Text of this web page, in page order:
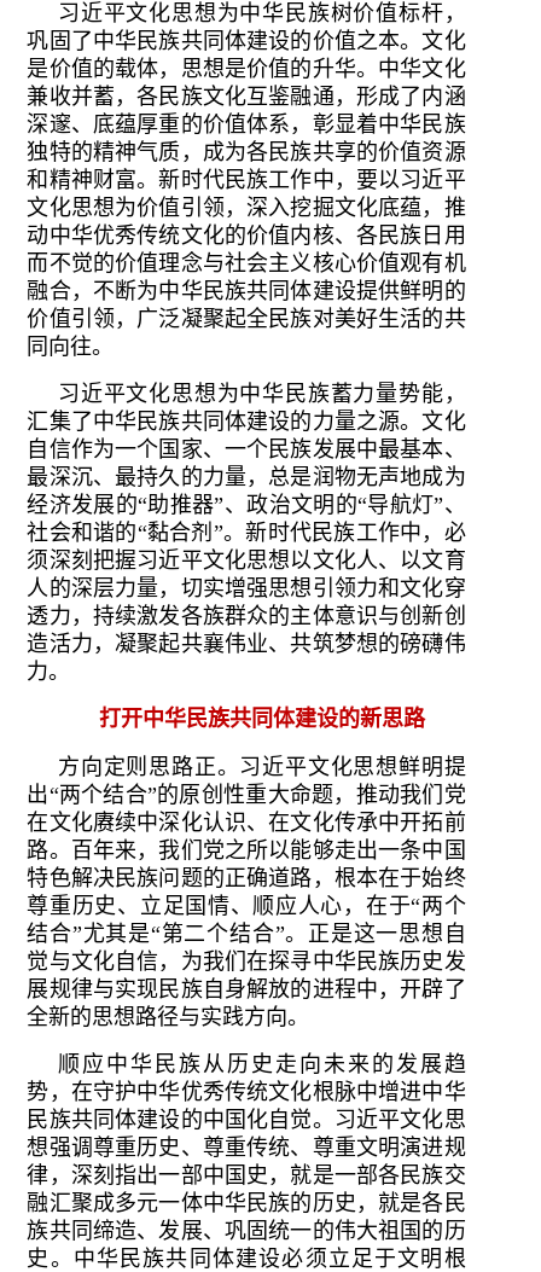
习近平文化思想为中华民族树价值标杆，
巩固了中华民族共同体建设的价值之本。文化
是价值的载体，思想是价值的升华。中华文化
兼收并蓄，各民族文化互鉴融通，形成了内涵
深邃、底蕴厚重的价值体系，彰显着中华民族
独特的精神气质，成为各民族共享的价值资源
和精神财富。新时代民族工作中，要以习近平
文化思想为价值引领，深入挖掘文化底蕴，推
动中华优秀传统文化的价值内核、各民族日用
而不觉的价值理念与社会主义核心价值观有机
融合，不断为中华民族共同体建设提供鲜明的
价值引领，广泛凝聚起全民族对美好生活的共
同向往。
习近平文化思想为中华民族蓄力量势能，
汇集了中华民族共同体建设的力量之源。文化
自信作为一个国家、一个民族发展中最基本、
最深沉、最持久的力量，总是润物无声地成为
经济发展的“助推器”、政治文明的“导航灯”、
社会和谐的“黏合剂”。新时代民族工作中，必
须深刻把握习近平文化思想以文化人、以文育
人的深层力量，切实增强思想引领力和文化穿
透力，持续激发各族群众的主体意识与创新创
造活力，凝聚起共襄伟业、共筑梦想的磅礴伟
力。
打开中华民族共同体建设的新思路
方向定则思路正。习近平文化思想鲜明提
出“两个结合”的原创性重大命题，推动我们党
在文化赓续中深化认识、在文化传承中开拓前
路。百年来，我们党之所以能够走出一条中国
特色解决民族问题的正确道路，根本在于始终
尊重历史、立足国情、顺应人心，在于“两个
结合”尤其是“第二个结合”。正是这一思想自
觉与文化自信，为我们在探寻中华民族历史发
展规律与实现民族自身解放的进程中，开辟了
全新的思想路径与实践方向。
顺应中华民族从历史走向未来的发展趋
势，在守护中华优秀传统文化根脉中增进中华
民族共同体建设的中国化自觉。习近平文化思
想强调尊重历史、尊重传统、尊重文明演进规
律，深刻指出一部中国史，就是一部各民族交
融汇聚成多元一体中华民族的历史，就是各民
族共同缔造、发展、巩固统一的伟大祖国的历
史。中华民族共同体建设必须立足于文明根